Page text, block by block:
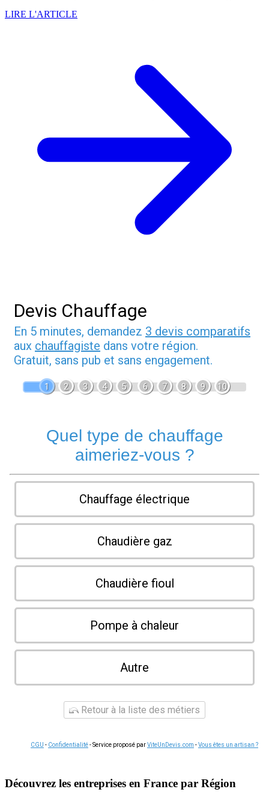
LIRE L'ARTICLE
Devis Chauffage
En 5 minutes, demandez 3 devis comparatifs
aux chauffagiste dans votre région.
Gratuit, sans pub et sans engagement.
1 2 3 4 5 6 7 8 9 10
Quel type de chauffage
aimeriez-vous ?
Chauffage électrique
Chaudière gaz
Chaudière fioul
Pompe à chaleur
Autre
Retour à la liste des métiers
CGU - Confidentialité- Service proposé parViteUnDevis.com -Vous êtes un artisan ?
Découvrez les entreprises en France par Région